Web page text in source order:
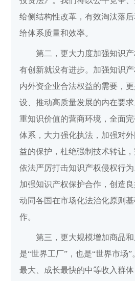
给侧结构性改革，有效淘汰落
给体系质量和效率。
第二，更大力度加强知识
有创新就没有进步。加强知识
内外资企业合法权益的需要，
设、推动高质量发展的内在要
重知识价值的营商环境，全面
体系，大力强化执法，加强对
益的保护，杜绝强制技术转让，
依法严厉打击知识产权侵权行
加强知识产权保护合作，创造
动同各国在市场化法治化原则
作。
第三，更大规模增加商品
是“世界工厂”，也是“世界市场
最大、成长最快的中等收入群